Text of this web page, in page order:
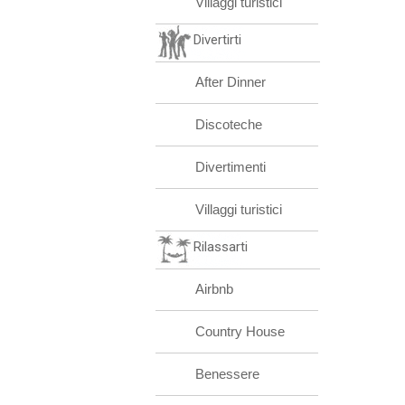
Divertirti
After Dinner
Discoteche
Divertimenti
Villaggi turistici
Rilassarti
Airbnb
Country House
Benessere